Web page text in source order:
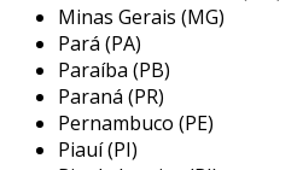
polietileno
os tubos de polietileno têm um
de aplicações, tornando-os
indústrias. eles são conhecidos
resistência a produtos químicos
Minas Gerais (MG)
Pará (PA)
Paraíba (PB)
Paraná (PR)
Pernambuco (PE)
Piauí (PI)